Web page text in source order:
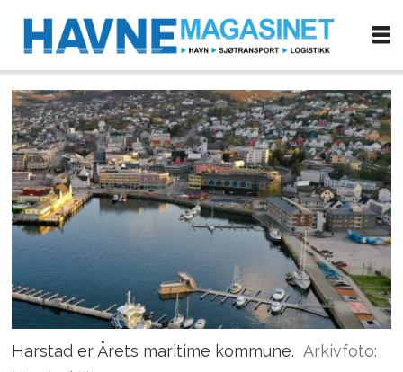
Harstad er Årets maritime kommune. Arkivfoto: